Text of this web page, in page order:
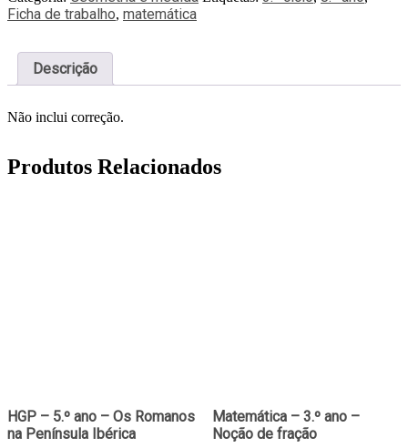
Ficha de trabalho, matemática
Descrição
Não inclui correção.
Produtos Relacionados
HGP – 5.º ano – Os Romanos
na Península Ibérica
Matemática – 3.º ano –
Noção de fração